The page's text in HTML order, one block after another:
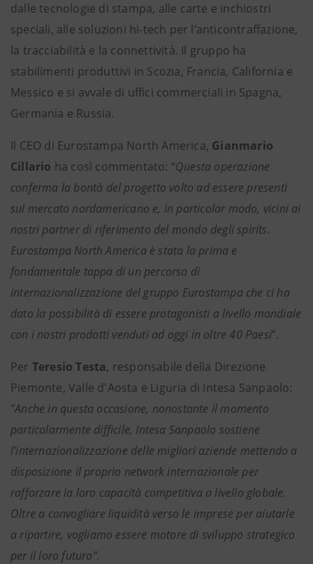
dalle tecnologie di stampa, alle carte e inchiostri
speciali, alle soluzioni hi-tech per l’anticontraffazione,
la tracciabilità e la connettività. Il gruppo ha
stabilimenti produttivi in Scozia, Francia, California e
Messico e si avvale di uffici commerciali in Spagna,
Germania e Russia.
Il CEO di Eurostampa North America, Gianmario
Cillario ha così commentato: “Questa operazione
conferma la bontà del progetto volto ad essere presenti
sul mercato nordamericano e, in particolar modo, vicini ai
nostri partner di riferimento del mondo degli spirits.
Eurostampa North America è stata la prima e
fondamentale tappa di un percorso di
internazionalizzazione del gruppo Eurostampa che ci ha
dato la possibilità di essere protagonisti a livello mondiale
con i nostri prodotti venduti ad oggi in oltre 40 Paesi”.
Per Teresio Testa, responsabile della Direzione
Piemonte, Valle d'Aosta e Liguria di Intesa Sanpaolo:
"Anche in questa occasione, nonostante il momento
particolarmente difficile, Intesa Sanpaolo sostiene
l'internazionalizzazione delle migliori aziende mettendo a
disposizione il proprio network internazionale per
rafforzare la loro capacità competitiva a livello globale.
Oltre a convogliare liquidità verso le imprese per aiutarle
a ripartire, vogliamo essere motore di sviluppo strategico
per il loro futuro”.